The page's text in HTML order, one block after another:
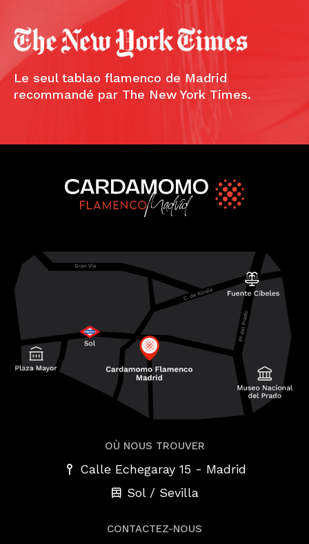
Le seul tablao flamenco de Madrid
recommandé par The New York Times.
OÙ NOUS TROUVER
Calle Echegaray 15 - Madrid
Sol / Sevilla
CONTACTEZ-NOUS